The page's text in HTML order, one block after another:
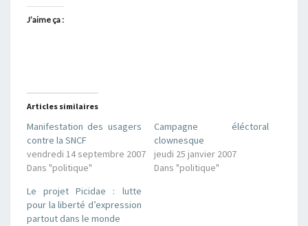
J’aime ça :
Articles similaires
Manifestation des usagers
contre la SNCF
vendredi 14 septembre 2007
Dans "politique"
Campagne éléctoral
clownesque
jeudi 25 janvier 2007
Dans "politique"
Le projet Picidae : lutte
pour la liberté d’expression
partout dans le monde